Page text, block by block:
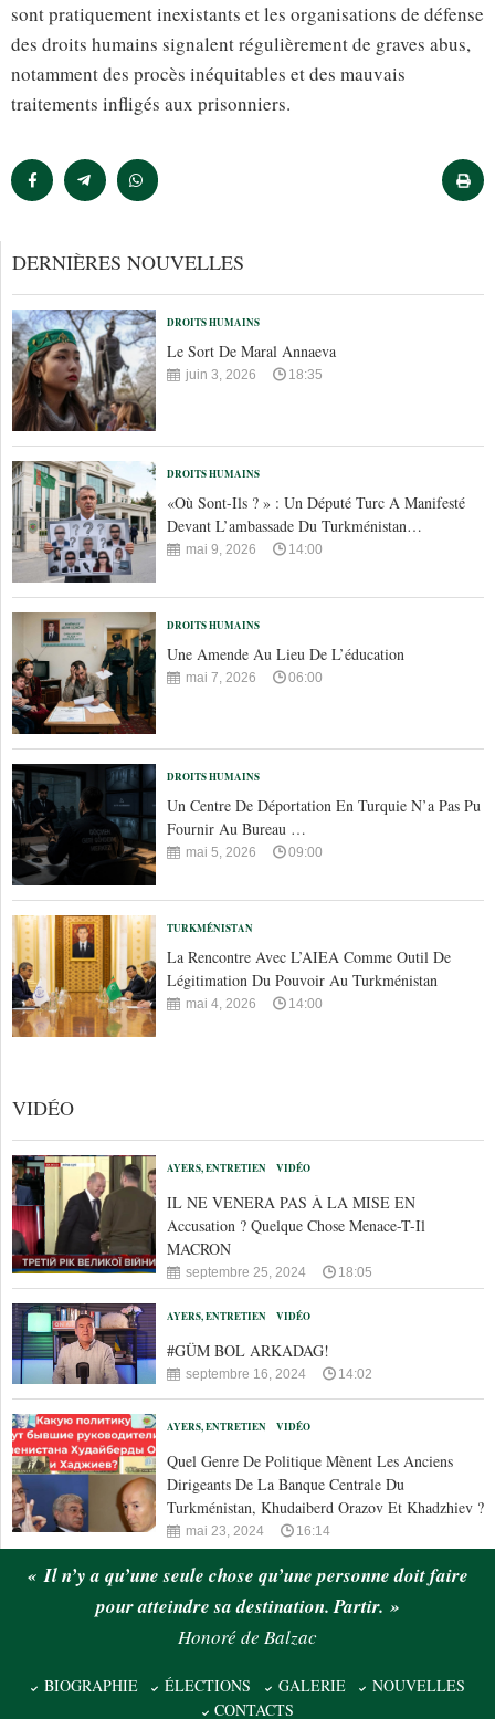
sont pratiquement inexistants et les organisations de défense
des droits humains signalent régulièrement de graves abus,
notamment des procès inéquitables et des mauvais
traitements infligés aux prisonniers.
DERNIÈRES NOUVELLES
DROITS HUMAINS
Le Sort De Maral Annaeva
juin 3, 2026 18:35
DROITS HUMAINS
«Où Sont-Ils ? » : Un Député Turc A Manifesté
Devant L’ambassade Du Turkménistan…
mai 9, 2026 14:00
DROITS HUMAINS
Une Amende Au Lieu De L’éducation
mai 7, 2026 06:00
DROITS HUMAINS
Un Centre De Déportation En Turquie N’a Pas Pu
Fournir Au Bureau …
mai 5, 2026 09:00
TURKMÉNISTAN
La Rencontre Avec L’AIEA Comme Outil De
Légitimation Du Pouvoir Au Turkménistan
mai 4, 2026 14:00
VIDÉO
AYERS, ENTRETIEN VIDÉO
IL NE VENERA PAS À LA MISE EN
Accusation ? Quelque Chose Menace-T-Il
MACRON
septembre 25, 2024 18:05
AYERS, ENTRETIEN VIDÉO
#GÜM BOL ARKADAG!
septembre 16, 2024 14:02
AYERS, ENTRETIEN VIDÉO
Quel Genre De Politique Mènent Les Anciens
Dirigeants De La Banque Centrale Du
Turkménistan, Khudaiberd Orazov Et Khadzhiev ?
mai 23, 2024 16:14
« Il n’y a qu’une seule chose qu’une personne doit faire
pour atteindre sa destination. Partir. »
Honoré de Balzac
BIOGRAPHIE ÉLECTIONS GALERIE
NOUVELLES
CONTACTS